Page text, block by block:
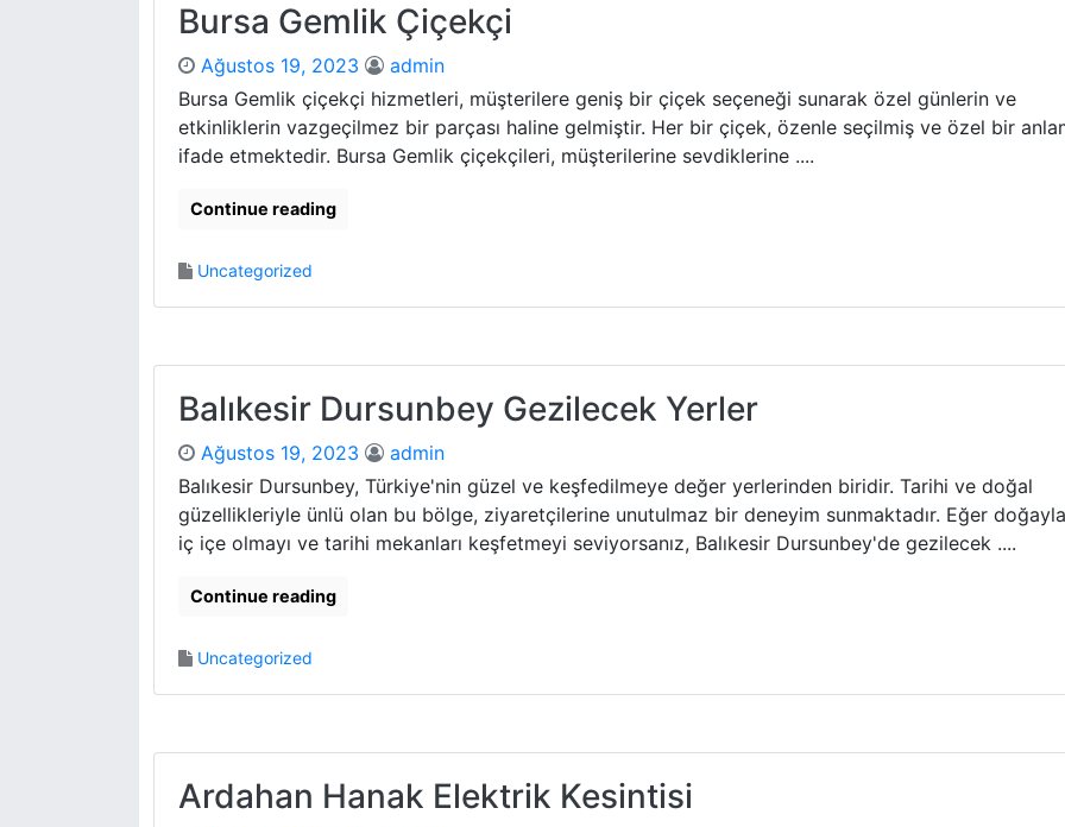
Bursa Gemlik Çiçekçi
Ağustos 19, 2023
admin
Bursa Gemlik çiçekçi hizmetleri, müşterilere geniş bir çiçek seçeneği sunarak özel günlerin ve
etkinliklerin vazgeçilmez bir parçası haline gelmiştir. Her bir çiçek, özenle seçilmiş ve özel bir
ifade etmektedir. Bursa Gemlik çiçekçileri, müşterilerine sevdiklerine ....
Continue reading
Uncategorized
Balıkesir Dursunbey Gezilecek Yerler
Ağustos 19, 2023
admin
Balıkesir Dursunbey, Türkiye'nin güzel ve keşfedilmeye değer yerlerinden biridir. Tarihi ve doğal
güzellikleriyle ünlü olan bu bölge, ziyaretçilerine unutulmaz bir deneyim sunmaktadır. Eğer doğayla
iç içe olmayı ve tarihi mekanları keşfetmeyi seviyorsanız, Balıkesir Dursunbey'de gezilecek ....
Continue reading
Uncategorized
Ardahan Hanak Elektrik Kesintisi